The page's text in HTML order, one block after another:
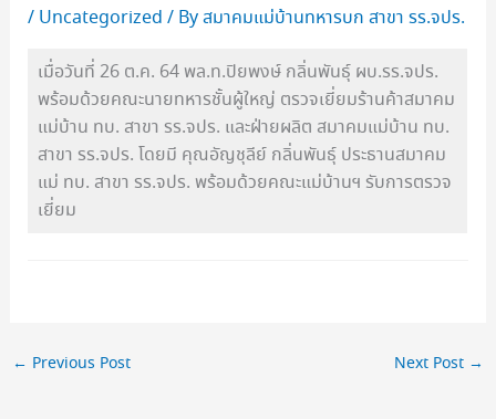
/ Uncategorized / Byสมาคมแม่บ้านทหารบก สาขา รร.จปร.
เมื่อวันที่ 26 ต.ค. 64 พล.ท.ปิยพงษ์ กลิ่นพันธุ์ ผบ.รร.จปร.
พร้อมด้วยคณะนายทหารชั้นผู้ใหญ่ ตรวจเยี่ยมร้านค้าสมาคม
แม่บ้าน ทบ. สาขา รร.จปร. และฝ่ายผลิต สมาคมแม่บ้าน ทบ.
สาขา รร.จปร. โดยมี คุณอัญชุลีย์ กลิ่นพันธุ์ ประธานสมาคม
แม่ ทบ. สาขา รร.จปร. พร้อมด้วยคณะแม่บ้านฯ รับการตรวจ
เยี่ยม
← Previous Post Next Post →